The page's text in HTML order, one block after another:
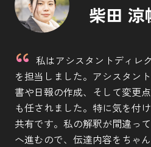
柴田 涼
私はアシスタントディレ
を担当しました。アシスタン
書や日報の作成、そして変更
も任されました。特に気を付
共有です。私の解釈が間違っ
へ進むので、伝達内容をちゃ